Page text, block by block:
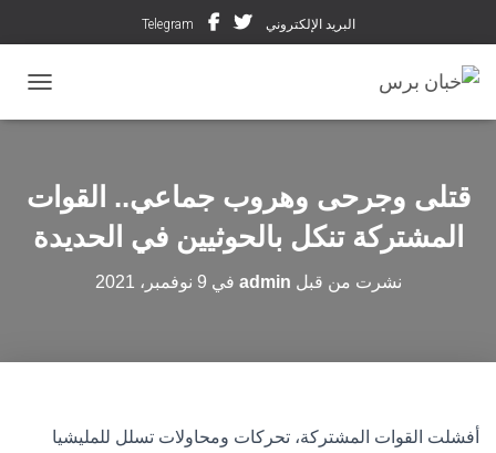
البريد الإلكتروني Telegram
قتلى وجرحى وهروب جماعي.. القوات
المشتركة تنكل بالحوثيين في الحديدة
نشرت من قبل admin في 9 نوفمبر، 2021
أفشلت القوات المشتركة، تحركات ومحاولات تسلل للمليشيا